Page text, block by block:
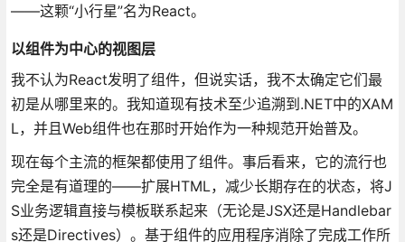
——这颗“小行星”名为React。
以组件为中心的视图层
我不认为React发明了组件，但说实话，我不太确定它们最
初是从哪里来的。我知道现有技术至少追溯到.NET中的XAM
L，并且Web组件也在那时开始作为一种规范开始普及。
现在每个主流的框架都使用了组件。事后看来，它的流行也
完全是有道理的——扩展HTML，减少长期存在的状态，将J
S业务逻辑直接与模板联系起来（无论是JSX还是Handlebar
s还是Directives）。基于组件的应用程序消除了完成工作所